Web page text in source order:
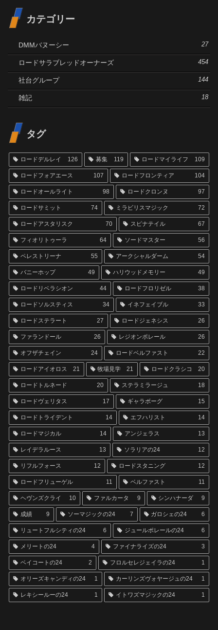
カテゴリー
DMMバヌーシー 27
ロードサラブレッドオーナーズ 454
社台グループ 144
雑記 18
タグ
ロードデルレイ 126 募集 119 ロードマイライフ 109
ロードフォアエース 107 ロードフロンティア 104
ロードオールライト 98 ロードクロンヌ 97
ロードサミット 74 ミラビリスマジック 72
ロードアスタリスク 70 スピナテイル 67
フィオリトゥーラ 64 ソードマスター 56
ペレストリーナ 55 アークシャルダーム 54
バニーホップ 49 ハリウッドメモリー 49
ロードリベラシオン 44 ロードフロリゼル 38
ロードソルスティス 34 イネフェイブル 33
ロードステラート 27 ロードジェネシス 26
ファランドール 26 レジオンポレール 26
オフザチェイン 24 ロードベルファスト 22
ロードアイオロス 21 牧場見学 21 ロードクラシコ 20
ロードトルネード 20 ステラミラージュ 18
ロードヴェリタス 17 ギャラボーグ 15
ロードトライデント 14 エフハリスト 14
ロードマジカル 14 アンジェラス 13
レイデラルース 13 ソラリアの24 12
リフルフォース 12 ロードスタニング 12
ロードフリューゲル 11 ベルファスト 11
ヘヴンズクライ 10 ファルカータ 9 シンハナーダ 9
成績 9 ソーマジックの24 7 ガロシェの24 6
リュートフルシティの24 6 ジュールポレールの24 6
メリートの24 4 ファイナライズの24 3
ベイコートの24 2 フロルセレジェイラの24 1
オリーズキャンディの24 1 カーリンズヴォヤージュの24 1
レキシールーの24 1 イトワズマジックの24 1